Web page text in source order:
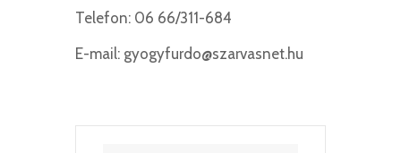
Telefon: 06 66/311-684
E-mail: gyogyfurdo@szarvasnet.hu